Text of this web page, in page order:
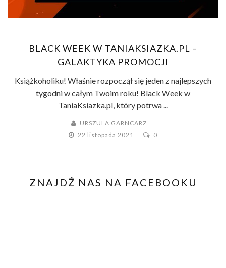
BLACK WEEK W TANIAKSIAZKA.PL –
GALAKTYKA PROMOCJI
Książkoholiku! Właśnie rozpoczął się jeden z najlepszych
tygodni w całym Twoim roku! Black Week w
TaniaKsiazka.pl, który potrwa ...
URSZULA GARNCARZ
22 listopada 2021
0
ZNAJDŹ NAS NA FACEBOOKU